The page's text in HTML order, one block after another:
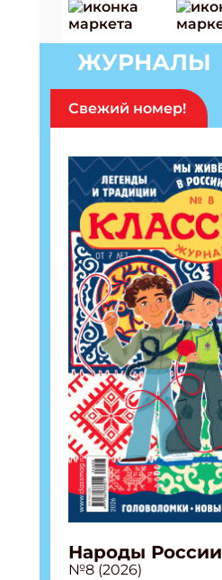
ЖУРНАЛЫ
Свежий номер!
Народы России
№8 (2026)